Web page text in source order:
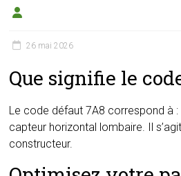
éthanol
26 mai 2026
Que signifie le
Le code défaut 7A8 correspond à
capteur horizontal lombaire. Il
constructeur.